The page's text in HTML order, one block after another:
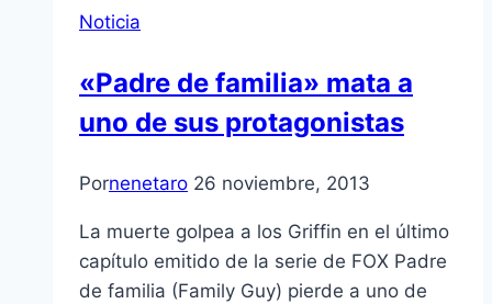
Noticia
«Padre de familia» mata a
uno de sus protagonistas
Pornenetaro 26 noviembre, 2013
La muerte golpea a los Griffin en el último
capítulo emitido de la serie de FOX Padre
de familia (Family Guy) pierde a uno de